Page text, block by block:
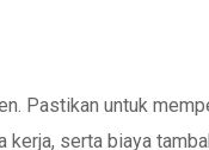
Pastikan untuk
serta biaya